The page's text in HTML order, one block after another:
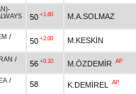
-
50 +1.60 M.A.SOLMAZ
/
50 +2.00 M.KESKİN
/
56 +0.10 M.ÖZDEMİR AP
/
58 K.DEMİREL AP